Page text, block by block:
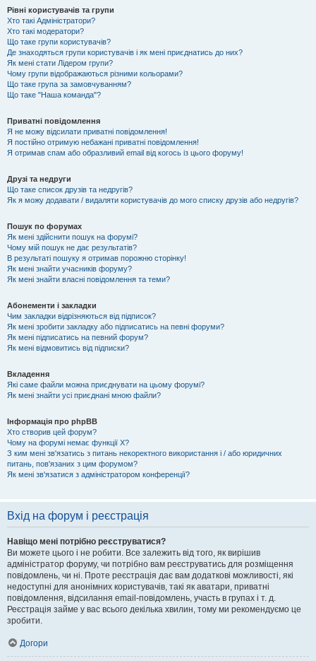
Рівні користувачів та групи
Хто такі Адміністратори?
Хто такі модератори?
Що таке групи користувачів?
Де знаходяться групи користувачів і як мені приєднатись до них?
Як мені стати Лідером групи?
Чому групи відображаються різними кольорами?
Що таке група за замовчуванням?
Що таке "Наша команда"?
Приватні повідомлення
Я не можу відсилати приватні повідомлення!
Я постійно отримую небажані приватні повідомлення!
Я отримав спам або образливий email від когось із цього форуму!
Друзі та недруги
Що таке список друзів та недругів?
Як я можу додавати / видаляти користувачів до мого списку друзів або недругів?
Пошук по форумах
Як мені здійснити пошук на форумі?
Чому мій пошук не дає результатів?
В результаті пошуку я отримав порожню сторінку!
Як мені знайти учасників форуму?
Як мені знайти власні повідомлення та теми?
Абонементи і закладки
Чим закладки відрізняються від підписок?
Як мені зробити закладку або підписатись на певні форуми?
Як мені підписатись на певний форум?
Як мені відмовитись від підписки?
Вкладення
Які саме файли можна приєднувати на цьому форумі?
Як мені знайти усі приєднані мною файли?
Інформація про phpBB
Хто створив цей форум?
Чому на форумі немає функції X?
З ким мені зв'язатись з питань некоректного використання і / або юридичних
питань, пов'язаних з цим форумом?
Як мені зв'язатися з адміністратором конференції?
Вхід на форум і реєстрація
Навіщо мені потрібно реєструватися?
Ви можете цього і не робити. Все залежить від того, як вирішив
адміністратор форуму, чи потрібно вам реєструватись для розміщення
повідомлень, чи ні. Проте реєстрація дає вам додаткові можливості, які
недоступні для анонімних користувачів, такі як аватари, приватні
повідомлення, відсилання email-повідомлень, участь в групах і т. д.
Реєстрація займе у вас всього декілька хвилин, тому ми рекомендуємо це
зробити.
Догори